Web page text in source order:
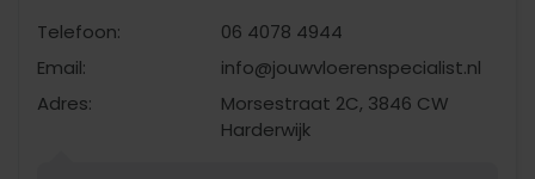
Telefoon:
06 4078 4944
Email:
info@jouwvloerenspecialist.nl
Adres:
Morsestraat 2C, 3846 CW
Harderwijk